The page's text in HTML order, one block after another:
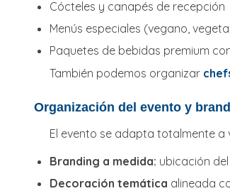
Cócteles y canapés de recepción
Menús especiales (vegano,
Paquetes de bebidas premium
También podemos organizar
Organización del evento y
El evento se adapta totalmente a
Branding a medida: ubicación
Decoración temática alineada